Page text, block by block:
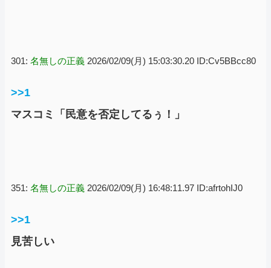
301: 名無しの正義 2026/02/09(月) 15:03:30.20 ID:Cv5BBcc80
>>1
マスコミ「民意を否定してるぅ！」
351: 名無しの正義 2026/02/09(月) 16:48:11.97 ID:afrtohIJ0
>>1
見苦しい